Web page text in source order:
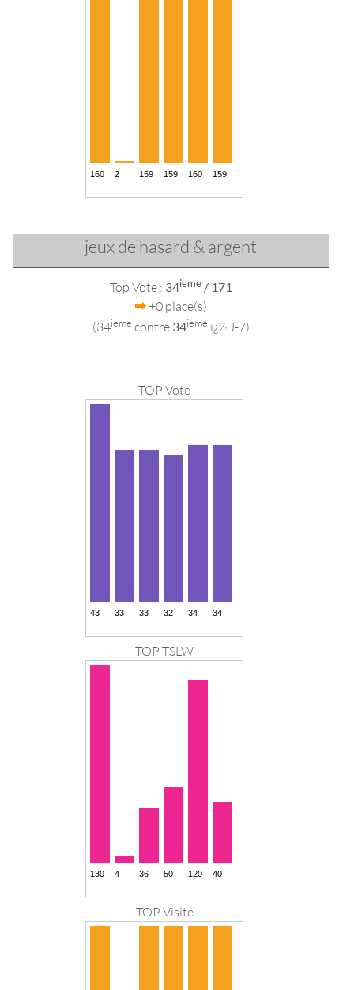
jeux de hasard & argent
Top Vote : 34ieme/ 171
+0 place(s)
(34ieme contre 34ieme ï¿½ J-7)
TOP Vote
TOP TSLW
TOP Visite